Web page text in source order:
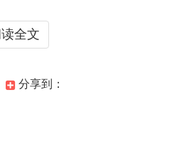
全文
分享到：